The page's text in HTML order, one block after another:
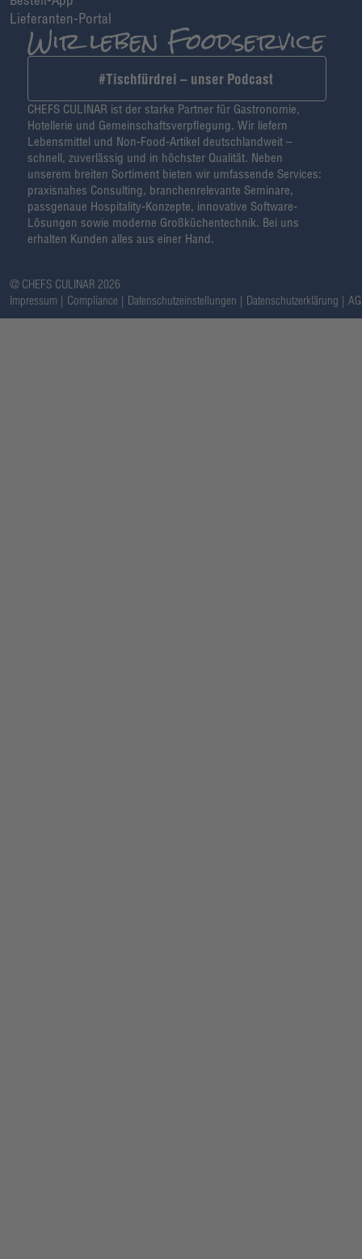
Lieferanten-Portal
#Tischfürdrei – unser Podcast
CHEFS CULINAR ist der starke Partner für Gastronomie,
Hotellerie und Gemeinschaftsverpflegung. Wir liefern
Lebensmittel und Non-Food-Artikel deutschlandweit –
schnell, zuverlässig und in höchster Qualität. Neben
unserem breiten Sortiment bieten wir umfassende Services:
praxisnahes Consulting, branchenrelevante Seminare,
passgenaue Hospitality-Konzepte, innovative Software-
Lösungen sowie moderne Großküchentechnik. Bei uns
erhalten Kunden alles aus einer Hand.
@ CHEFS CULINAR 2026
Impressum
Compliance Datenschutzeinstellungen Datenschutzerklärung